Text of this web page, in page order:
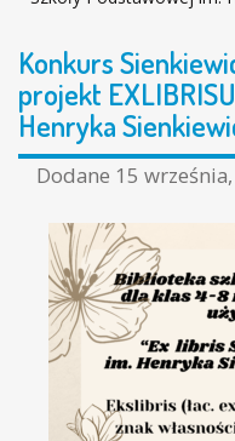
Konkurs
projekt
Henryka
Dodane 15